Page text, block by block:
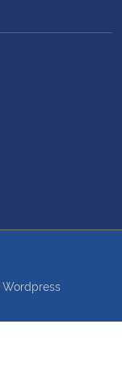
Wordpress